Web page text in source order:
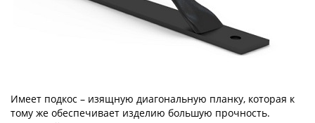
Имеет подкос – изящную диагональную планку, которая к
тому же обеспечивает изделию большую прочность.